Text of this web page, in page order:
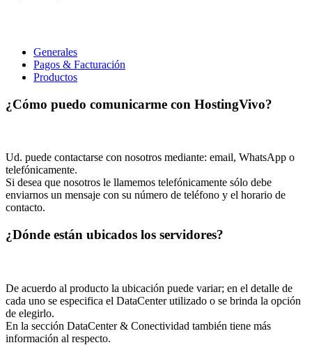
Generales
Pagos & Facturación
Productos
¿Cómo puedo comunicarme con HostingVivo?
Ud. puede contactarse con nosotros mediante: email, WhatsApp o
telefónicamente.
Si desea que nosotros le llamemos telefónicamente sólo debe
enviarnos un mensaje con su número de teléfono y el horario de
contacto.
¿Dónde están ubicados los servidores?
De acuerdo al producto la ubicación puede variar; en el detalle de
cada uno se especifica el DataCenter utilizado o se brinda la opción
de elegirlo.
En la sección DataCenter & Conectividad también tiene más
información al respecto.